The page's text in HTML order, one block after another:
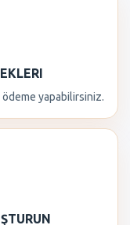
yapabilirsiniz.